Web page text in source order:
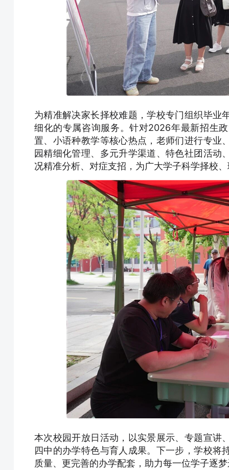
为精准解决家长择校难题，学校专门组织毕业
细化的专属咨询服务。针对2026年最新招生
置、小语种教学等核心热点，老师们进行专业
园精细化管理、多元升学渠道、特色社团活动
况精准分析、对症支招，为广大学子科学择校
本次校园开放日活动，以实景展示、专题宣讲
四中的办学特色与育人成果。下一步，学校将
质量、更完善的办学配套，助力每一位学子逐